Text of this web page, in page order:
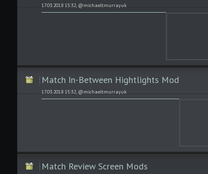
17.03.2018 15:32, @michaeltmurrayuk
Match In-Between Hightlights Mod
17.03.2018 15:32, @michaeltmurrayuk
Match Review Screen Mods